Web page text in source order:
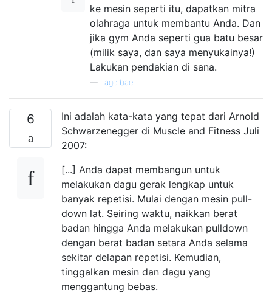
ke mesin seperti itu, dapatkan mitra
olahraga untuk membantu Anda. Dan
jika gym Anda seperti gua batu besar
(milik saya, dan saya menyukainya!)
Lakukan pendakian di sana.
— Lagerbaer
6
Ini adalah kata-kata yang tepat dari Arnold
Schwarzenegger di Muscle and Fitness Juli
2007:
[...] Anda dapat membangun untuk
melakukan dagu gerak lengkap untuk
banyak repetisi. Mulai dengan mesin pull-
down lat. Seiring waktu, naikkan berat
badan hingga Anda melakukan pulldown
dengan berat badan setara Anda selama
sekitar delapan repetisi. Kemudian,
tinggalkan mesin dan dagu yang
menggantung bebas.